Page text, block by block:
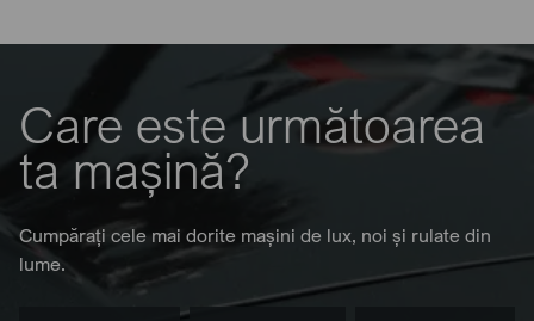
Care este următoarea
ta mașină?
Cumpărați cele mai dorite mașini de lux, noi și rulate din
lume.